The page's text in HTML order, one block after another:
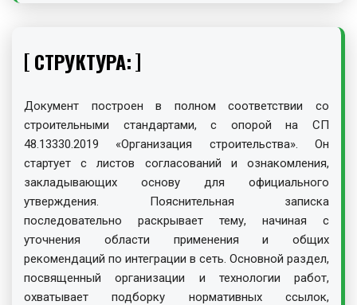
СТРУКТУРА:
Документ построен в полном соответствии со
строительными стандартами, с опорой на СП
48.13330.2019 «Организация строительства». Он
стартует с листов согласований и ознакомления,
закладывающих основу для официального
утверждения. Пояснительная записка
последовательно раскрывает тему, начиная с
уточнения области применения и общих
рекомендаций по интеграции в сеть. Основной раздел,
посвященный организации и технологии работ,
охватывает подборку нормативных ссылок,